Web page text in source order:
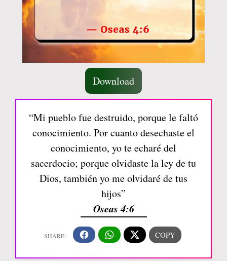
Download
“Mi pueblo fue destruido, porque le faltó
conocimiento. Por cuanto desechaste el
conocimiento, yo te echaré del
sacerdocio; porque olvidaste la ley de tu
Dios, también yo me olvidaré de tus
hijos”
Oseas 4:6